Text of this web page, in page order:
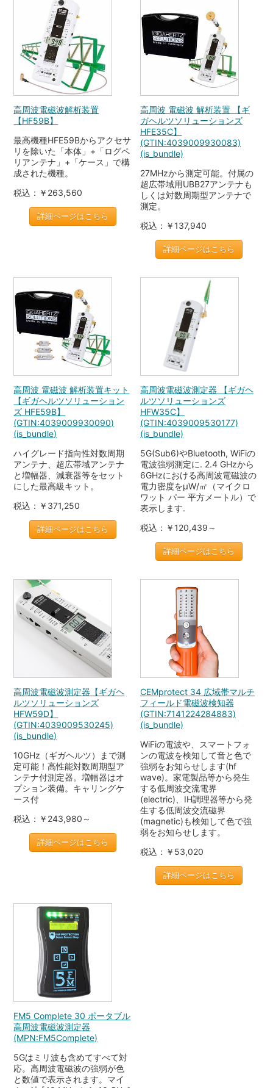
高周波電磁波解析装置
【HF59B】
最高機種HFE59Bからアクセサ
リを除いた「本体」+「ログペ
リアンテナ」+「ケース」で構
成された機種。
税込：￥263,560
詳細ページはこちら
高周波 電磁波 解析装置 【ギ
ガヘルツソリューションズ
HFE35C】
(GTIN:4039009930083)
(is_bundle)
27MHzから測定可能。付属の
超広帯域用UBB27アンテナも
しくは対数周期型アンテナで
測定。
税込：￥137,940
詳細ページはこちら
高周波 電磁波 解析装置キット
【ギガヘルツソリューション
ズ HFE59B】
(GTIN:4039009930090)
(is_bundle)
ハイグレード指向性対数周期
アンテナ、超広帯域アンテナ
と増幅器、減衰器等をセット
にした最高級キット。
税込：￥371,250
詳細ページはこちら
高周波電磁波測定器 【ギガヘ
ルツソリューションズ
HFW35C】
(GTIN:4039009530177)
(is_bundle)
5G(Sub6)やBluetooth, WiFiの
電波強弱測定に. 2.4 GHzから
6GHzにおける高周波電磁波の
電力密度をµW/㎡（マイクロ
ワット パー 平方メートル）で
表示します.
税込：￥120,439～
詳細ページはこちら
高周波電磁波測定器【ギガヘ
ルツソリューションズ
HFW59D】
(GTIN:4039009530245)
(is_bundle)
10GHz（ギガヘルツ）まで測
定可能！高性能対数周期型ア
ンテナ付測定器。増幅器はオ
プション装備。キャリングケ
ース付
税込：￥243,980～
詳細ページはこちら
CEMprotect 34 広域帯マルチ
フィールド電磁波検知器
(GTIN:7141224284883)
(is_bundle)
WiFiの電波や、スマートフォ
ンの電波を検知して音と色で
強弱をお知らせします(hf
wave)。家電製品等から発生
する低周波交流電界
(electric)、IH調理器等から発
生する低周波交流磁界
(magnetic)も検知して色で強
弱をお知らせします。
税込：￥53,020
詳細ページはこちら
FM5 Complete 30 ポータブル
高周波電磁波測定器
(MPN:FM5Complete)
5Gはミリ波も含めてすべて対
応。高周波電磁波の強弱が色
と数値で表示されます。マイ